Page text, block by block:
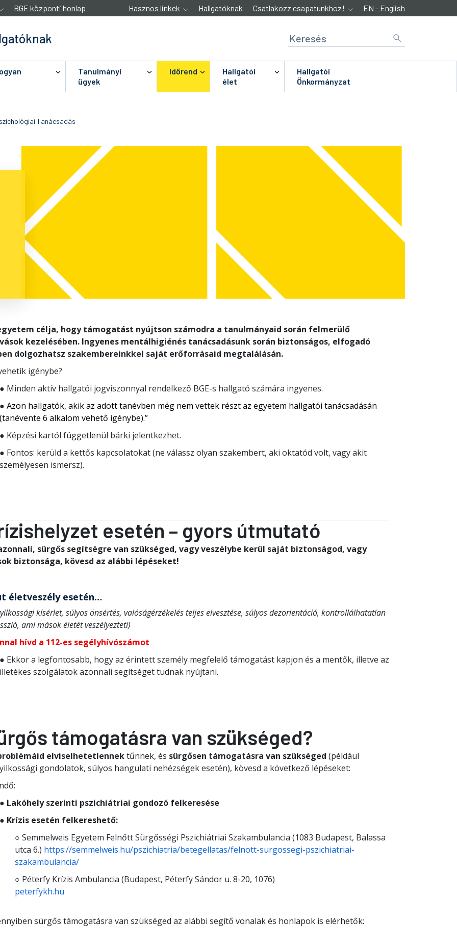
BGE központi honlap Hasznos linkek Hallgatóknak Csatlakozz csapatunkhoz! EN - English
Tanulmányi
ügyek
Időrend
Hallgatói
élet
Hallgatói
Önkormányzat
Tanácsadás
célja, hogy támogatást nyújtson számodra a tanulmányaid során felmerülő
kezelésében. Ingyenes mentálhigiénés tanácsadásunk során biztonságos, elfogadó
dolgozhatsz szakembereinkkel saját erőforrásaid megtalálásán.
igénybe?
● Minden aktív hallgatói jogviszonnyal rendelkező BGE-s hallgató számára ingyenes.
● Azon hallgatók, akik az adott tanévben még nem vettek részt az egyetem hallgatói tanácsadásán
(tanévente 6 alkalom vehető igénybe).”
● Képzési kartól függetlenül bárki jelentkezhet.
● Fontos: kerüld a kettős kapcsolatokat (ne válassz olyan szakembert, aki oktatód volt, vagy akit
személyesen ismersz).
esetén – gyors útmutató
sürgős segítségre van szükséged, vagy veszélybe kerül saját biztonságod, vagy
biztonsága, kövesd az alábbi lépéseket!
életveszély esetén…
kísérlet, súlyos önsértés, valóságérzékelés teljes elvesztése, súlyos dezorientáció, kontrollálhatatlan
ami mások életét veszélyezteti)
hívd a 112-es segélyhívószámot
● Ekkor a legfontosabb, hogy az érintett személy megfelelő támogatást kapjon és a mentők, illetve az
illetékes szolgálatok azonnali segítséget tudnak nyújtani.
támogatásra van szükséged?
elviselhetetlennektűnnek, és sürgősen támogatásra van szükséged (például
gondolatok, súlyos hangulati nehézségek esetén), kövesd a következő lépéseket:
● Lakóhely szerinti pszichiátriai gondozó felkeresése
● Krízis esetén felkereshető:
○ Semmelweis Egyetem Felnőtt Sürgősségi Pszichiátriai Szakambulancia (1083 Budapest, Balassa
utca 6.) https://semmelweis.hu/pszichiatria/betegellatas/felnott-surgossegi-pszichiatriai-
szakambulancia/
○ Péterfy Krízis Ambulancia (Budapest, Péterfy Sándor u. 8-20, 1076)
peterfykh.hu
sürgős támogatásra van szükséged az alábbi segítő vonalak és honlapok is elérhetők: